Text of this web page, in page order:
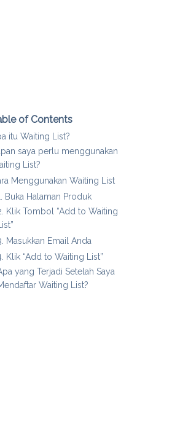
of Contents
itu Waiting List?
saya perlu menggunakan
List?
Menggunakan Waiting List
Buka Halaman Produk
Klik Tombol “Add to Waiting
List”
Masukkan Email Anda
Klik “Add to Waiting List”
yang Terjadi Setelah Saya
Waiting List?